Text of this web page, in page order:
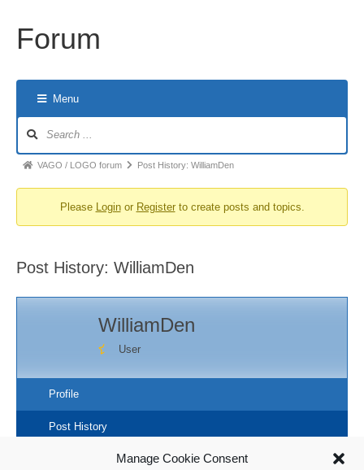
Manage Cookie Consent
Forum
Menu
Navigation
Forum
You
here:
VAGO / LOGO forum Post History: WilliamDen
Please Loginor Registerto create posts and topics.
Post History: WilliamDen
WilliamDen
User
Profile
Post History